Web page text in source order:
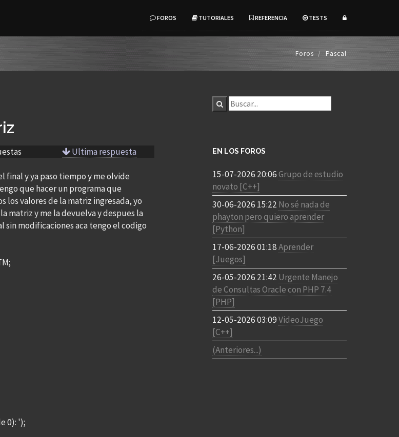
FOROS TUTORIALES REFERENCIA TESTS
Foros Pascal
Ultima respuesta
final y ya paso tiempo y me olvide
que hacer un programa que
valores de la matriz ingresada, yo
matriz y me la devuelva y despues la
sin modificaciones aca tengo el codigo
0): ');
EN LOS FOROS
15-07-2026 20:06Grupo de estudio
novato [C++]
30-06-2026 15:22 No sé nada de
phayton pero quiero aprender
[Python]
17-06-2026 01:18Aprender
[Juegos]
26-05-2026 21:42 Urgente Manejo
de Consultas Oracle con PHP 7.4
[PHP]
12-05-2026 03:09VideoJuego
[C++]
(Anteriores...)